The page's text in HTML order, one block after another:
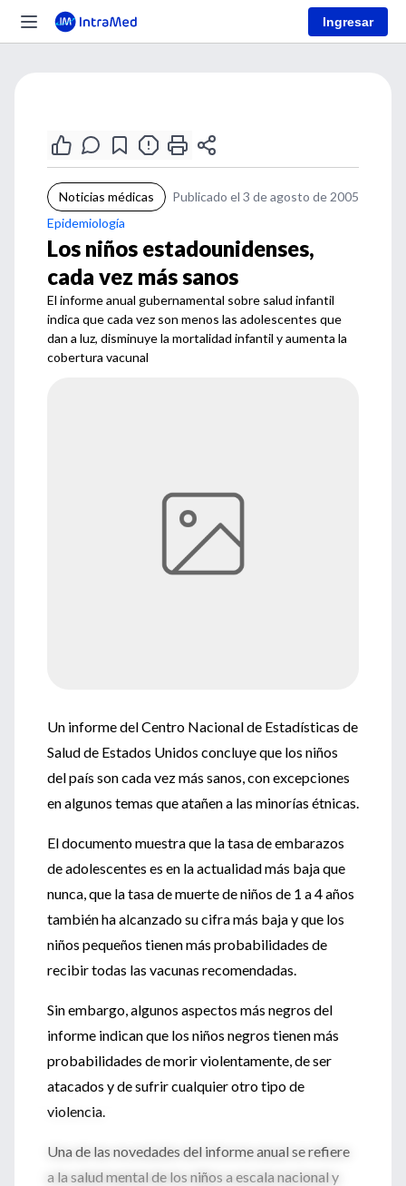
Ingresar
Noticias médicas
Publicado el 3 de agosto de 2005
Epidemiología
Los niños estadounidenses,
cada vez más sanos
El informe anual gubernamental sobre salud infantil
indica que cada vez son menos las adolescentes que
dan a luz, disminuye la mortalidad infantil y aumenta la
cobertura vacunal
Un informe del Centro Nacional de Estadísticas de
Salud de Estados Unidos concluye que los niños
del país son cada vez más sanos, con excepciones
en algunos temas que atañen a las minorías étnicas.
El documento muestra que la tasa de embarazos
de adolescentes es en la actualidad más baja que
nunca, que la tasa de muerte de niños de 1 a 4 años
también ha alcanzado su cifra más baja y que los
niños pequeños tienen más probabilidades de
recibir todas las vacunas recomendadas.
Sin embargo, algunos aspectos más negros del
informe indican que los niños negros tienen más
probabilidades de morir violentamente, de ser
atacados y de sufrir cualquier otro tipo de
violencia.
Una de las novedades del informe anual se refiere
a la salud mental de los niños a escala nacional y